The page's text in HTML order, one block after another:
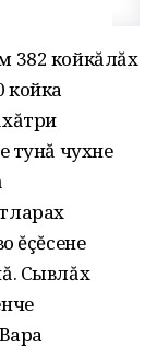
382 койкăлăх
койка
тунă чухне
ĕçĕсене
Сывлăх